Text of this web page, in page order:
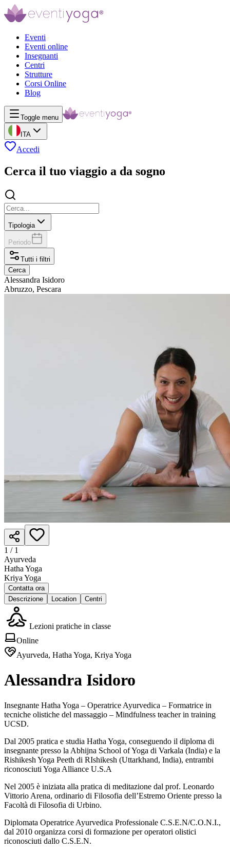
Eventi
Eventi online
Insegnanti
Centri
Strutture
Corsi Online
Blog
Toggle menu
ITA
Accedi
Cerca il tuo viaggio a da sogno
Tipologia
Periodo
Tutti i filtri
Cerca
Alessandra Isidoro
Abruzzo, Pescara
1 / 1
Ayurveda
Hatha Yoga
Kriya Yoga
Contatta ora
Descrizione
Location Centri
Lezioni pratiche in classe
Online
Ayurveda, Hatha Yoga, Kriya Yoga
Alessandra Isidoro
Insegnante Hatha Yoga – Operatrice Ayurvedica – Formatrice in
tecniche olistiche del massaggio – Mindfulness teacher in training
UCSD.
Dal 2005 pratica e studia Hatha Yoga, conseguendo il diploma di
insegnante presso la Abhijna School of Yoga di Varkala (India) e la
Rishikesh Yoga Peeth di RIshikesh (Uttarkhand, India), entrambi
riconosciuti Yoga Alliance U.S.A
Nel 2005 è iniziata alla pratica di meditazione dal prof. Leonardo
Vittorio Arena, ordinario di Filosofia dell’Estremo Oriente presso la
Facoltà di Filosofia di Urbino.
Diplomata Operatrice Ayurvedica Professionale C.S.E.N/C.O.N.I.,
dal 2010 organizza corsi di formazione per operatori olistici
riconosciuti dallo C.S.E.N.